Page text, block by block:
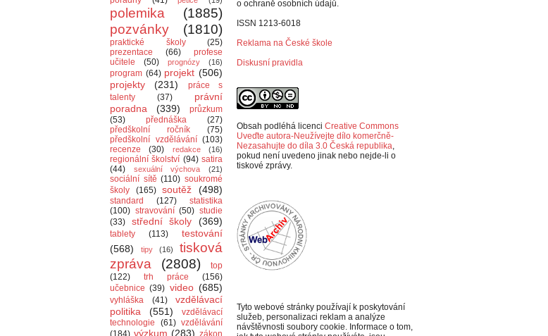
polemika
(1885)
pozvánky
(1810)
praktické školy
(25)
prezentace
(66)
profese
učitele
(50) prognózy (16)
program (64) projekt (506)
projekty
(231)
práce s
talenty
(37)
právní
poradna
(339)
průzkum
(53)
přednáška
(27)
předškolní ročník
(75)
předškolní vzdělávání (103)
recenze
(30) redakce (16)
regionální školství (94) satira
(44)
sexuální výchova (21)
sociální sítě (110) soukromé
školy
(165) soutěž (498)
standard (127)
statistika
(100) stravování (50) studie
(33)
střední školy (369)
tablety (113)
testování
(568)
tipy (16)
tisková
zpráva
(2808)
top
(122)
trh práce
(156)
učebnice (39) video (685)
vyhláška (41)
vzdělávací
politika
(551)
vzdělávací
technologie
(61) vzdělávání
(184) výzkum (283) zákon
o ochraně osobních údajů.
ISSN 1213-6018
Reklama na České škole
Diskusní pravidla
Obsah podléhá licenci Creative Commons
Uveďte autora-Neužívejte dílo komerčně-
Nezasahujte do díla 3.0 Česká republika,
pokud není uvedeno jinak nebo nejde-li o
tiskové zprávy.
Tyto webové stránky používají k poskytování
služeb, personalizaci reklam a analýze
návštěvnosti soubory cookie. Informace o tom,